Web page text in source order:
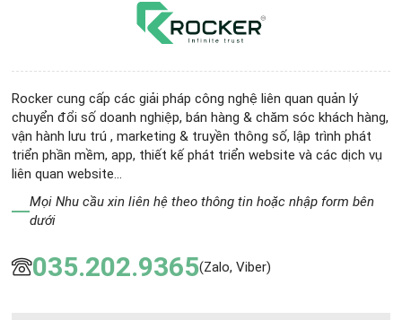
Rocker cung cấp các giải pháp công nghệ liên quan quản lý
chuyển đổi số doanh nghiệp, bán hàng & chăm sóc khách hàng,
vận hành lưu trú , marketing & truyền thông số, lập trình phát
triển phần mềm, app, thiết kế phát triển website và các dịch vụ
liên quan website...
Mọi Nhu cầu xin liên hệ theo thông tin hoặc nhập form bên
dưới
035.202.9365(Zalo, Viber)